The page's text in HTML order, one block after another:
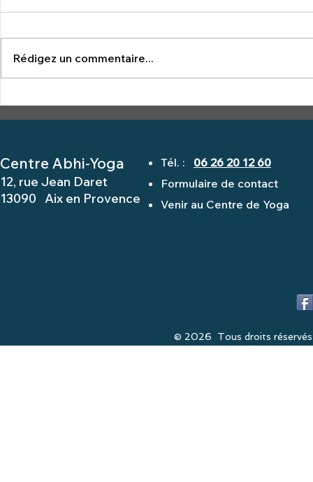
Rédigez un commentaire...
Centre Abhi-Yoga
12, rue Jean Daret
13090 Aix en Provence
Tél. : 06 26 20 12 60
Formulaire de contact
Venir au Centre de Yoga
© 2026 Tous droits réservés